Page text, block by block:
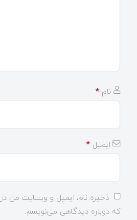
نام *
ایمیل *
ذخیره نام، ایمیل و وبسایت من در
که دوباره دیدگاهی می‌نویسم.